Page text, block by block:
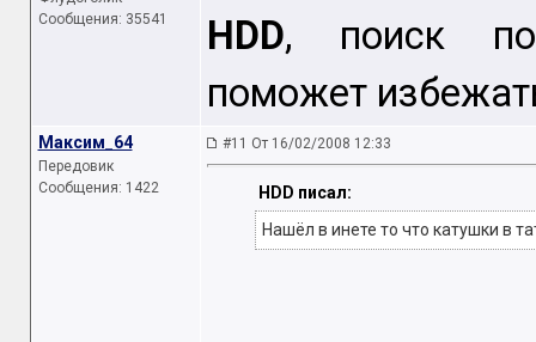
Сообщения: 35541
HDD, поиск
поможет
Максим_64
Передовик
Сообщения: 1422
#11 От 16/02/2008 12:33
HDD писал:
Нашёл в инете то что катушки в